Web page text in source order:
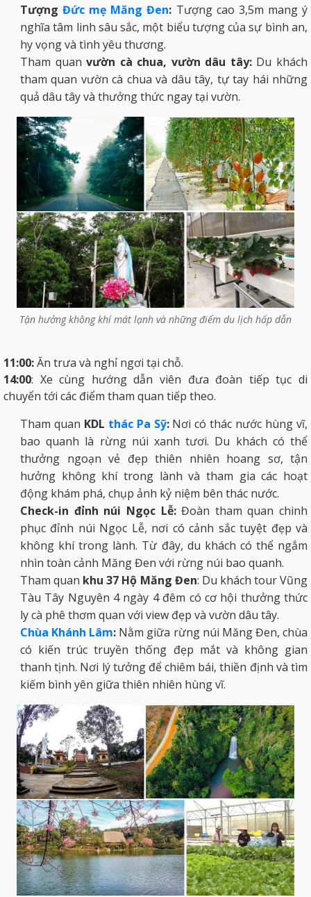
TượngĐức mẹ Măng Đen: Tượng cao 3,5m mang ý
nghĩa tâm linh sâu sắc, một biểu tượng của sự bình an,
hy vọng và tình yêu thương.
Tham quanvườn cà chua, vườn dâu tây: Du khách
tham quan vườn cà chua và dâu tây, tự tay hái những
quả dâu tây và thưởng thức ngay tại vườn.
Tận hưởng không khí mát lạnh và những điểm du lịch hấp dẫn
11:00:Ăn trưa và nghỉ ngơi tại chỗ.
14:00: Xe cùng hướng dẫn viên đưa đoàn tiếp tục di
chuyển tới các điểm tham quan tiếp theo.
Tham quan KDL thác Pa Sỹ:Nơi có thác nước hùng vĩ,
bao quanh là rừng núi xanh tươi. Du khách có thể
thưởng ngoạn vẻ đẹp thiên nhiên hoang sơ, tận
hưởng không khí trong lành và tham gia các hoạt
động khám phá, chụp ảnh kỷ niệm bên thác nước.
Check-in đỉnh núi Ngọc Lễ:Đoàn tham quan chinh
phục đỉnh núi Ngọc Lễ, nơi có cảnh sắc tuyệt đẹp và
không khí trong lành. Từ đây, du khách có thể ngắm
nhìn toàn cảnh Măng Đen với rừng núi bao quanh.
Tham quan khu 37 Hộ Măng Đen: Du khách tour Vũng
Tàu Tây Nguyên 4 ngày 4 đêm có cơ hội thưởng thức
ly cà phê thơm quan với view đẹp và vườn dâu tây.
Chùa Khánh Lâm: Nằm giữa rừng núi Măng Đen, chùa
có kiến trúc truyền thống đẹp mắt và không gian
thanh tịnh. Nơi lý tưởng để chiêm bái, thiền định và tìm
kiếm bình yên giữa thiên nhiên hùng vĩ.